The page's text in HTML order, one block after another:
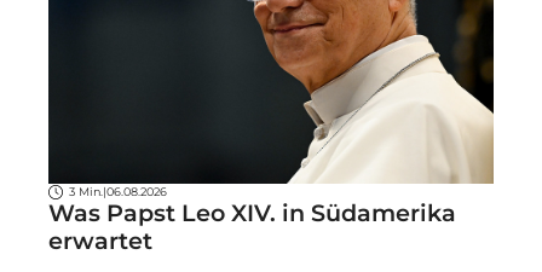
3 Min. |06.08.2026
Was Papst Leo XIV. in Südamerika
erwartet